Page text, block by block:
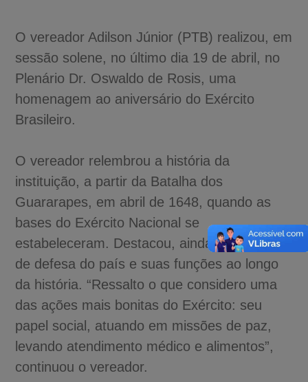
O vereador Adilson Júnior (PTB) realizou, em
sessão solene, no último dia 19 de abril, no
Plenário Dr. Oswaldo de Rosis, uma
homenagem ao aniversário do Exército
Brasileiro.
O vereador relembrou a história da
instituição, a partir da Batalha dos
Guararapes, em abril de 1648, quando as
bases do Exército Nacional se
estabeleceram. Destacou, ainda, a missão
de defesa do país e suas funções ao longo
da história. “Ressalto o que considero uma
das ações mais bonitas do Exército: seu
papel social, atuando em missões de paz,
levando atendimento médico e alimentos”,
continuou o vereador.